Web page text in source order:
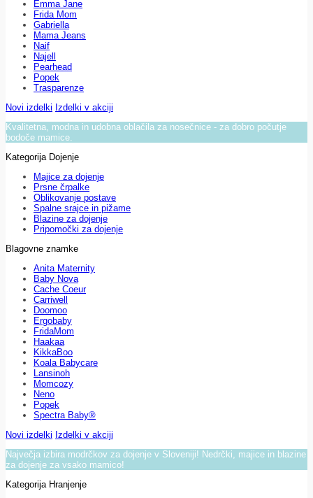
Emma Jane
Frida Mom
Gabriella
Mama Jeans
Naif
Najell
Pearhead
Popek
Trasparenze
Novi izdelki Izdelki v akciji
Kvalitetna, modna in udobna oblačila za nosečnice - za dobro počutje
bodoče mamice.
Kategorija Dojenje
Majice za dojenje
Prsne črpalke
Oblikovanje postave
Spalne srajce in pižame
Blazine za dojenje
Pripomočki za dojenje
Blagovne znamke
Anita Maternity
Baby Nova
Cache Coeur
Carriwell
Doomoo
Ergobaby
FridaMom
Haakaa
KikkaBoo
Koala Babycare
Lansinoh
Momcozy
Neno
Popek
Spectra Baby®
Novi izdelki Izdelki v akciji
Največja izbira modrčkov za dojenje v Sloveniji! Nedrčki, majice in blazine
za dojenje za vsako mamico!
Kategorija Hranjenje